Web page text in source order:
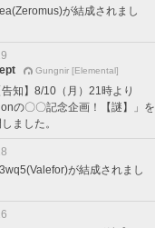
が結成されまし
Gungnir [Elemental]
告知】8/10（月）21時より
の〇〇記念企画！【謎】」を
ました。
が結成されまし